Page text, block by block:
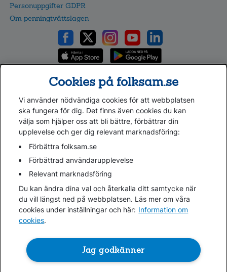
Personuppgifter GDPR
Om penningtvättslagen
Cookies på folksam.se
Vi använder nödvändiga cookies för att webbplatsen
ska fungera för dig. Det finns även cookies du kan
välja som hjälper oss att bli bättre, förbättrar din
upplevelse och ger dig relevant marknadsföring:
Förbättra folksam.se
Förbättrad användarupplevelse
Relevant marknadsföring
Du kan ändra dina val och återkalla ditt samtycke när
du vill längst ned på webbplatsen. Läs mer om våra
cookies under inställningar och här: Information om
cookies.
Jag godkänner